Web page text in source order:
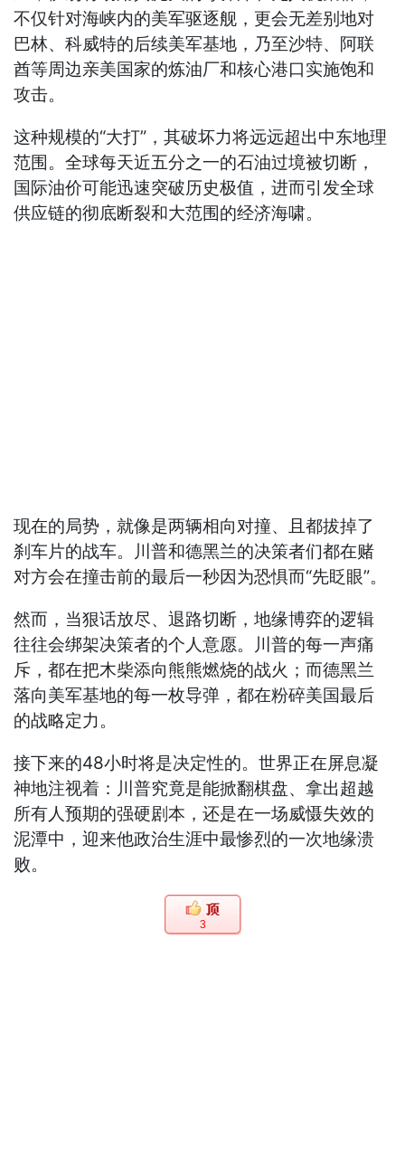
不仅针对海峡内的美军驱逐舰，更会无差别地对
巴林、科威特的后续美军基地，乃至沙特、阿联
酋等周边亲美国家的炼油厂和核心港口实施饱和
攻击。
这种规模的“大打”，其破坏力将远远超出中东地理
范围。全球每天近五分之一的石油过境被切断，
国际油价可能迅速突破历史极值，进而引发全球
供应链的彻底断裂和大范围的经济海啸。
现在的局势，就像是两辆相向对撞、且都拔掉了
刹车片的战车。川普和德黑兰的决策者们都在赌
对方会在撞击前的最后一秒因为恐惧而“先眨眼”。
然而，当狠话放尽、退路切断，地缘博弈的逻辑
往往会绑架决策者的个人意愿。川普的每一声痛
斥，都在把木柴添向熊熊燃烧的战火；而德黑兰
落向美军基地的每一枚导弹，都在粉碎美国最后
的战略定力。
接下来的48小时将是决定性的。世界正在屏息凝
神地注视着：川普究竟是能掀翻棋盘、拿出超越
所有人预期的强硬剧本，还是在一场威慑失效的
泥潭中，迎来他政治生涯中最惨烈的一次地缘溃
败。
3